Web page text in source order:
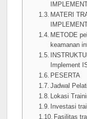
MATERI
METODE
keamanan
Implement
PESERTA
Jadwal
Lokasi
Investasi
Fasilitas